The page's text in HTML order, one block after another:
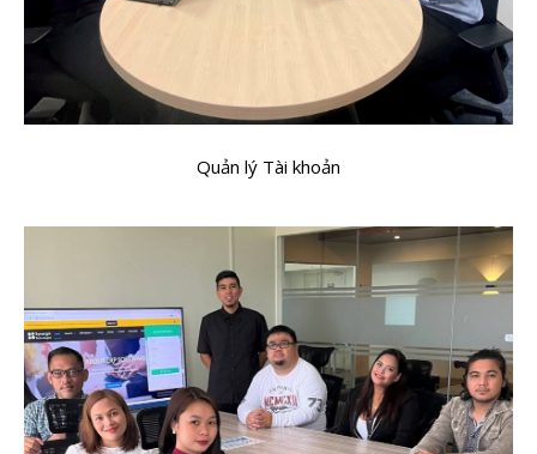
Quản lý Tài khoản